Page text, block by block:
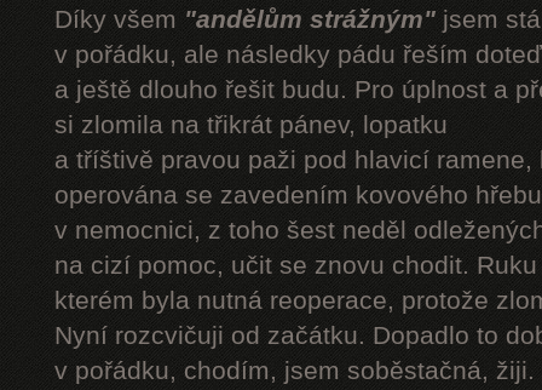
Díky všem "andělům strážným" jsem
v pořádku, ale následky pádu řeším doteď
a ještě dlouho řešit budu. Pro úplnost a
si zlomila na třikrát pánev, lopatku
a tříštivě pravou paži pod hlavicí ramene,
operována se zavedením kovového
v nemocnici, z toho šest neděl
na cizí pomoc, učit se znovu chodit.
kterém byla nutná reoperace, protože
Nyní rozcvičuji od začátku. Dopadlo to
v pořádku, chodím, jsem soběstačná,